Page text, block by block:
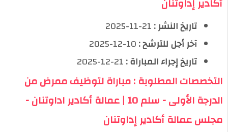
تاريخ النشر :21-11-2025
آخر أجل للترشح :10-12-2025
تاريخ إجراء المباراة :21-12-2025
التخصصات المطلوبة : مباراة لتوظيف ممرض من
الدرجة الأولى - سلم 10 | عمالة أكادير اداوتنان -
مجلس عمالة أكادير إداوتنان